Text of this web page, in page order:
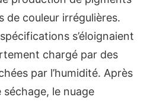
de couleur irrégulières.
s’éloignaient
chargé par des
par l’humidité. Après
le nuage